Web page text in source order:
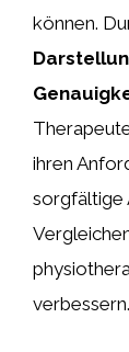
können.
ihren
sorgfältige
verbessern.